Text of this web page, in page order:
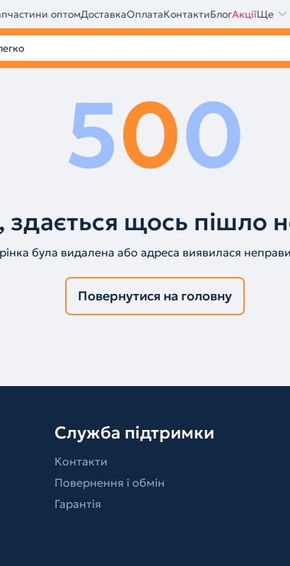
оптомДоставкаОплатаКонтактиБлогАкціїЩе
500
здається щось пішло
була видалена або адреса виявилася
Повернутися на головну
Служба підтримки
Контакти
Повернення і обмін
Гарантія